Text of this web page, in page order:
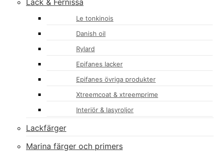
Lack & Fernissa
Le tonkinois
Danish oil
Rylard
Epifanes lacker
Epifanes övriga produkter
Xtreemcoat & xtreemprime
Interiör & lasyroljor
Lackfärger
Marina färger och primers